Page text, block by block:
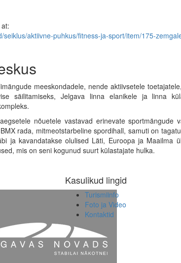
aktiivne-puhkus/fitness-ja-sport/item/175-
meeskondadele, nende aktiivsetele
säilitamiseks, Jelgava linna elanikele ja linna
nõuetele vastavad erinevate sportmängude
rada, mitmeotstarbeline spordihall, samuti on
ja kavandatakse olulised Läti, Euroopa ja Maailma
mis on seni kogunud suurt külastajate hulka.
Kasulikud lingid
Turismiinfo
Foto ja Video
Kontaktid